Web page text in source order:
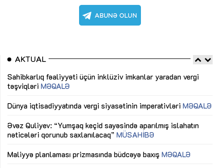
AKTUAL
Sahibkarlıq fəaliyyəti üçün inklüziv imkanlar yaradan vergi
təşviqləri MƏQALƏ
Dünya iqtisadiyyatında vergi siyasətinin imperativləri MƏQALƏ
Əvəz Quliyev: “Yumşaq keçid sayəsində aparılmış islahatın
nəticələri qorunub saxlanılacaq” MÜSAHİBƏ
Maliyyə planlaması prizmasında büdcəyə baxış MƏQALƏ